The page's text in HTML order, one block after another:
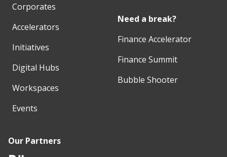
Corporates
Accelerators
Initiatives
Digital Hubs
Workspaces
Events
Need a break?
Finance Accelerator
Finance Summit
Bubble Shooter
Our Partners